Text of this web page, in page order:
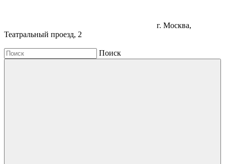
г. Москва,
Театральный проезд, 2
Поиск